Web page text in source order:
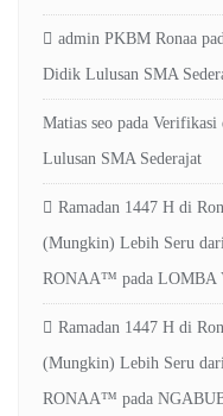
admin PKBM Ronaa
Didik Lulusan SMA
Matias seo pada Verifikasi
Lulusan SMA Sederajat
Ramadan 1447 H di
(Mungkin) Lebih Seru
RONAA™ pada LOMBA
Ramadan 1447 H di
(Mungkin) Lebih Seru
RONAA™ pada